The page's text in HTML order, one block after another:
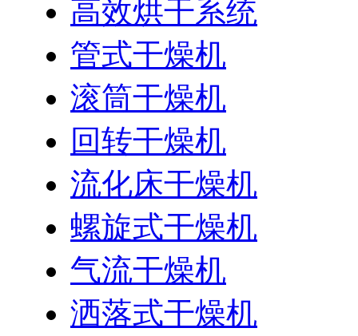
高效烘干系统
管式干燥机
滚筒干燥机
回转干燥机
流化床干燥机
螺旋式干燥机
气流干燥机
洒落式干燥机